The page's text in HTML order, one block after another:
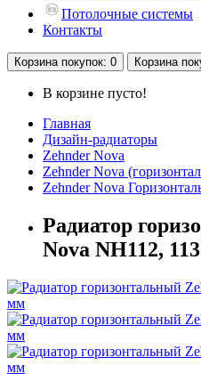
Потолочные системы
Контакты
Корзинапокупок: 0 Корзина
В корзине пусто!
Главная
Дизайн-радиаторы
Zehnder Nova
Zehnder Nova
Zehnder Nova
Радиатор
Nova NH112,